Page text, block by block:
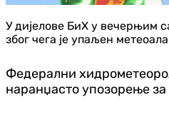
У дијелове БиХ у вечерњим
због чега је упаљен
Федерални
наранџасто упозорење